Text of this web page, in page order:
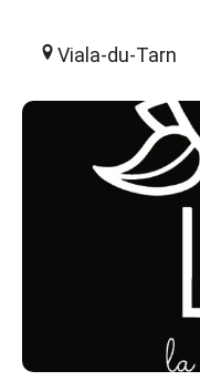
Viala-du-Tarn